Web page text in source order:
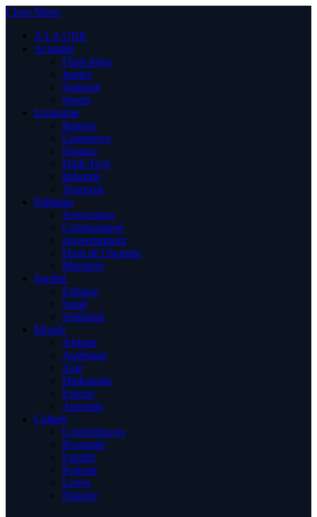
Close Menu
A LA UNE
Actualité
Flash Infos
Justice
National
Sports
Economie
Banque
Commerce
Finance
High-Tech
Industrie
Tourisme
Politique
Association
Communiqué
gouvernement
Droit de l’homme
Ministère
Société
Enfance
Santé
Solidarité
Monde
Afrique
Amérique
Asie
Diplomatie
Europe
Australia
Culture
Condoléances
Proximité
Famille
Podcast
Livres
Histoire